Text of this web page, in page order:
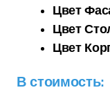
Цвет
Цвет
Цвет
В стоимость: